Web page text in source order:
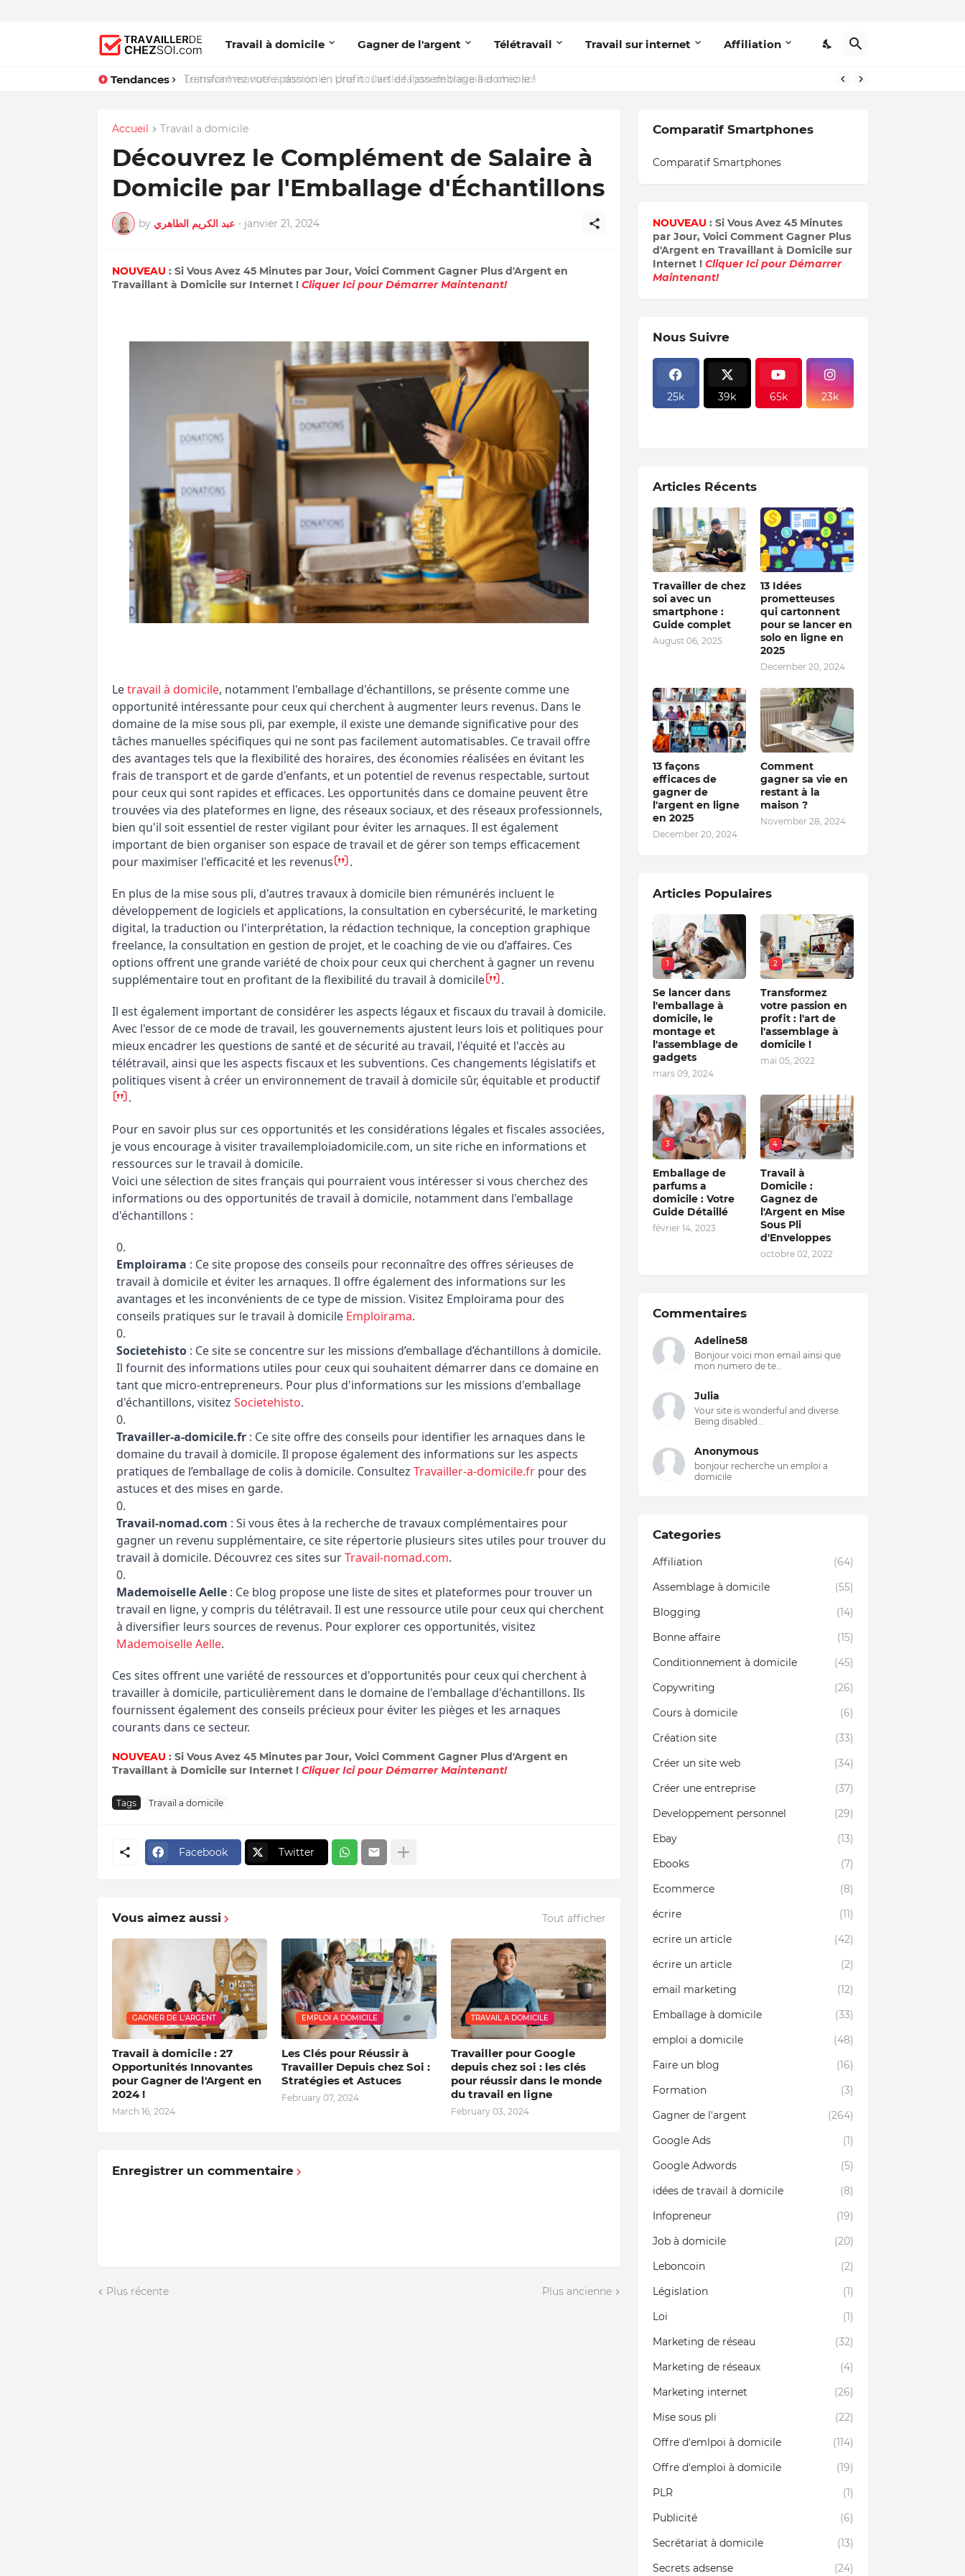
Travail à domicile Gagner de l'argent Télétravail Travail sur internet Affiliation
Tendances Le travail manuel à domicile : Une nouvelle façon de travailler chez soi
Accueil Travail a domicile
Découvrez le Complément de Salaire à
Domicile par l'Emballage d'Échantillons
by عبد الكريم الطاهري - janvier 21, 2024
NOUVEAU : Si Vous Avez 45 Minutes par Jour, Voici Comment Gagner Plus d'Argent en
Travaillant à Domicile sur Internet ! Cliquer Ici pour Démarrer Maintenant!
Letravail à domicile, notamment l'emballage d'échantillons, se présente comme une
opportunité intéressante pour ceux qui cherchent à augmenter leurs revenus. Dans le
domaine de la mise sous pli, par exemple, il existe une demande significative pour des
tâches manuelles spécifiques qui ne sont pas facilement automatisables. Ce travail offre
des avantages tels que la flexibilité des horaires, des économies réalisées en évitant les
frais de transport et de garde d'enfants, et un potentiel de revenus respectable, surtout
pour ceux qui sont rapides et efficaces. Les opportunités dans ce domaine peuvent être
trouvées via des plateformes en ligne, des réseaux sociaux, et des réseaux professionnels,
bien qu'il soit essentiel de rester vigilant pour éviter les arnaques. Il est également
important de bien organiser son espace de travail et de gérer son temps efficacement
pour maximiser l'efficacité et les revenus​
​.
En plus de la mise sous pli, d'autres travaux à domicile bien rémunérés incluent le
développement de logiciels et applications, la consultation en cybersécurité, le marketing
digital, la traduction ou l'interprétation, la rédaction technique, la conception graphique
freelance, la consultation en gestion de projet, et le coaching de vie ou d’affaires. Ces
options offrent une grande variété de choix pour ceux qui cherchent à gagner un revenu
supplémentaire tout en profitant de la flexibilité du travail à domicile​
​.
Il est également important de considérer les aspects légaux et fiscaux du travail à domicile.
Avec l'essor de ce mode de travail, les gouvernements ajustent leurs lois et politiques pour
mieux encadrer les questions de santé et de sécurité au travail, l'équité et l'accès au
télétravail, ainsi que les aspects fiscaux et les subventions. Ces changements législatifs et
politiques visent à créer un environnement de travail à domicile sûr, équitable et productif​
​.
Pour en savoir plus sur ces opportunités et les considérations légales et fiscales associées,
je vous encourage à visiter travailemploiadomicile.com, un site riche en informations et
ressources sur le travail à domicile.
Voici une sélection de sites français qui pourraient vous intéresser si vous cherchez des
informations ou des opportunités de travail à domicile, notamment dans l'emballage
d'échantillons :
Emploirama : Ce site propose des conseils pour reconnaître des offres sérieuses de
travail à domicile et éviter les arnaques. Il offre également des informations sur les
avantages et les inconvénients de ce type de mission. Visitez Emploirama pour des
conseils pratiques sur le travail à domicile Emploirama.
Societehisto: Ce site se concentre sur les missions d’emballage d’échantillons à domicile.
Il fournit des informations utiles pour ceux qui souhaitent démarrer dans ce domaine en
tant que micro-entrepreneurs. Pour plus d'informations sur les missions d'emballage
d'échantillons, visitez Societehisto.
Travailler-a-domicile.fr: Ce site offre des conseils pour identifier les arnaques dans le
domaine du travail à domicile. Il propose également des informations sur les aspects
pratiques de l’emballage de colis à domicile. Consultez Travailler-a-domicile.frpour des
astuces et des mises en garde.
Travail-nomad.com : Si vous êtes à la recherche de travaux complémentaires pour
gagner un revenu supplémentaire, ce site répertorie plusieurs sites utiles pour trouver du
travail à domicile. Découvrez ces sites surTravail-nomad.com.
Mademoiselle Aelle: Ce blog propose une liste de sites et plateformes pour trouver un
travail en ligne, y compris du télétravail. Il est une ressource utile pour ceux qui cherchent
à diversifier leurs sources de revenus. Pour explorer ces opportunités, visitez
Mademoiselle Aelle.
Ces sites offrent une variété de ressources et d'opportunités pour ceux qui cherchent à
travailler à domicile, particulièrement dans le domaine de l'emballage d'échantillons. Ils
fournissent également des conseils précieux pour éviter les pièges et les arnaques
courants dans ce secteur.
NOUVEAU : Si Vous Avez 45 Minutes par Jour, Voici Comment Gagner Plus d'Argent en
Travaillant à Domicile sur Internet ! Cliquer Ici pour Démarrer Maintenant!
Tags Travail a domicile
Facebook Twitter
Vous aimez aussi Tout afficher
GAGNER DE L'ARGENT
Travail à domicile : 27
Opportunités Innovantes
pour Gagner de l'Argent en
2024 !
March 16, 2024
EMPLOI A DOMICILE
Les Clés pour Réussir à
Travailler Depuis chez Soi :
Stratégies et Astuces
February 07, 2024
TRAVAIL A DOMICILE
Travailler pour Google
depuis chez soi : les clés
pour réussir dans le monde
du travail en ligne
February 03, 2024
Enregistrer un commentaire
Plus récente Plus ancienne
Comparatif Smartphones
Comparatif Smartphones
NOUVEAU : Si Vous Avez 45 Minutes
par Jour, Voici Comment Gagner Plus
d'Argent en Travaillant à Domicile sur
Internet ! Cliquer Ici pour Démarrer
Maintenant!
Nous Suivre
25k 39k 65k 23k
Articles Récents
Travailler de chez
soi avec un
smartphone :
Guide complet
August 06, 2025
13 Idées
prometteuses
qui cartonnent
pour se lancer en
solo en ligne en
2025
December 20, 2024
13 façons
efficaces de
gagner de
l'argent en ligne
en 2025
December 20, 2024
Comment
gagner sa vie en
restant à la
maison ?
November 28, 2024
Articles Populaires
1
Se lancer dans
l'emballage à
domicile, le
montage et
l'assemblage de
gadgets
mars 09, 2024
2
Transformez
votre passion en
profit : l'art de
l'assemblage à
domicile !
mai 05, 2022
3
Emballage de
parfums a
domicile : Votre
Guide Détaillé
février 14, 2023
4
Travail à
Domicile :
Gagnez de
l'Argent en Mise
Sous Pli
d'Enveloppes
octobre 02, 2022
Commentaires
Adeline58
Bonjour voici mon email ainsi que
mon numero de te...
Julia
Your site is wonderful and diverse.
Being disabled...
Anonymous
bonjour recherche un emploi a
domicile
Categories
Affiliation
(64)
Assemblage à domicile
(55)
Blogging
(14)
Bonne affaire
(15)
Conditionnement à domicile
(45)
Copywriting
(26)
Cours à domicile
(6)
Création site
(33)
Créer un site web
(34)
Créer une entreprise
(37)
Developpement personnel
(29)
Ebay
(13)
Ebooks
(7)
Ecommerce
(8)
écrire
(11)
ecrire un article
(42)
écrire un article
(2)
email marketing
(12)
Emballage à domicile
(33)
emploi a domicile
(48)
Faire un blog
(16)
Formation
(3)
Gagner de l'argent
(264)
Google Ads
(1)
Google Adwords
(5)
idées de travail à domicile
(8)
Infopreneur
(19)
Job à domicile
(20)
Leboncoin
(2)
Législation
(1)
Loi
(1)
Marketing de réseau
(32)
Marketing de réseaux
(4)
Marketing internet
(26)
Mise sous pli
(22)
Offre d'emlpoi à domicile
(114)
Offre d'emploi à domicile
(19)
PLR
(1)
Publicité
(6)
Secrétariat à domicile
(13)
Secrets adsense
(24)